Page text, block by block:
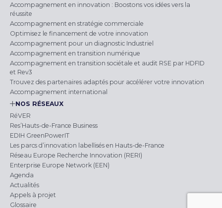
Accompagnement en innovation : Boostons vos idées vers la
réussite
Accompagnement en stratégie commerciale
Optimisez le financement de votre innovation
Accompagnement pour un diagnostic Industriel
Accompagnement en transition numérique
Accompagnement en transition sociétale et audit RSE par HDFID
et Rev3
Trouvez des partenaires adaptés pour accélérer votre innovation
Accompagnement international
NOS RÉSEAUX
RéVER
Res’Hauts-de-France Business
EDIH GreenPowerIT
Les parcs d’innovation labellisés en Hauts-de-France
Réseau Europe Recherche Innovation (RERI)
Enterprise Europe Network (EEN)
Agenda
Actualités
Appels à projet
Glossaire